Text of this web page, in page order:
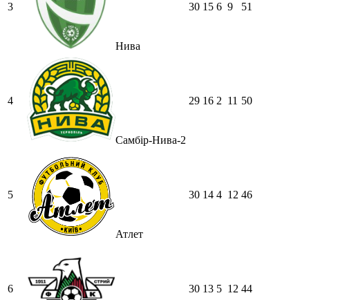
3
Нива
30 15 6 9 51
4
Самбір-Нива-2
29 16 2 11 50
5
Атлет
30 14 4 12 46
6 30 13 5 12 44